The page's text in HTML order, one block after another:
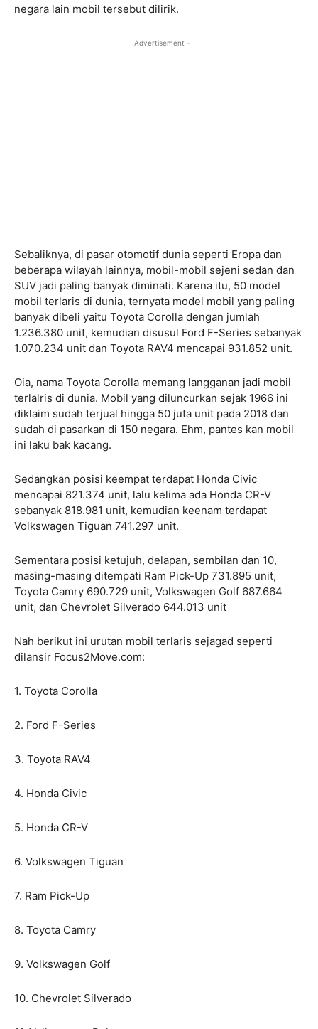
negara lain mobil tersebut dilirik.
- Advertisement -
Sebaliknya, di pasar otomotif dunia seperti Eropa dan
beberapa wilayah lainnya, mobil-mobil sejeni sedan dan
SUV jadi paling banyak diminati. Karena itu, 50 model
mobil terlaris di dunia, ternyata model mobil yang paling
banyak dibeli yaitu Toyota Corolla dengan jumlah
1.236.380 unit, kemudian disusul Ford F-Series sebanyak
1.070.234 unit dan Toyota RAV4 mencapai 931.852 unit.
Oia, nama Toyota Corolla memang langganan jadi mobil
terlalris di dunia. Mobil yang diluncurkan sejak 1966 ini
diklaim sudah terjual hingga 50 juta unit pada 2018 dan
sudah di pasarkan di 150 negara. Ehm, pantes kan mobil
ini laku bak kacang.
Sedangkan posisi keempat terdapat Honda Civic
mencapai 821.374 unit, lalu kelima ada Honda CR-V
sebanyak 818.981 unit, kemudian keenam terdapat
Volkswagen Tiguan 741.297 unit.
Sementara posisi ketujuh, delapan, sembilan dan 10,
masing-masing ditempati Ram Pick-Up 731.895 unit,
Toyota Camry 690.729 unit, Volkswagen Golf 687.664
unit, dan Chevrolet Silverado 644.013 unit
Nah berikut ini urutan mobil terlaris sejagad seperti
dilansir Focus2Move.com:
1. Toyota Corolla
2. Ford F-Series
3. Toyota RAV4
4. Honda Civic
5. Honda CR-V
6. Volkswagen Tiguan
7. Ram Pick-Up
8. Toyota Camry
9. Volkswagen Golf
10. Chevrolet Silverado